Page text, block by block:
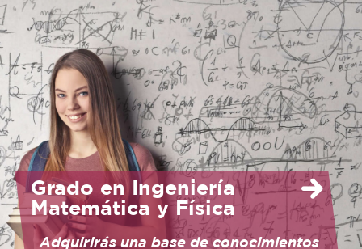
Grado en Ingeniería
Matemática y Física
Adquirirás una base de conocimientos